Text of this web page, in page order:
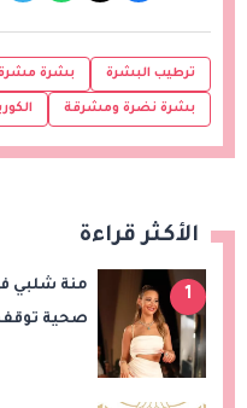
ترطيب البشرة بشرة
بشرة نضرة ومشرقة
الأكثر قراءة
1
منة شلبي
صحية